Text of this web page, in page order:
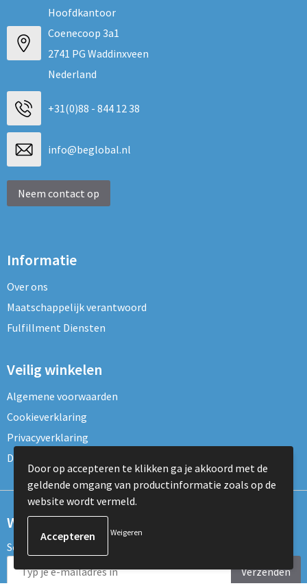
Hoofdkantoor
Coenecoop 3a1
2741 PG Waddinxveen
Nederland
+31(0)88 - 844 12 38
info@beglobal.nl
Neem contact op
Informatie
Over ons
Maatschappelijk verantwoord
Fulfillment Diensten
Veilig winkelen
Algemene voorwaarden
Cookieverklaring
Privacyverklaring
Disclaimer
Wil je onze nieuwsbrief ontvangen?
Schrijf je dan nu in voor de nieuwsbrief!
Verzenden
Door op accepteren te klikken ga je akkoord met de
geldende omgang van productinformatie zoals op de
website wordt vermeld.
Weigeren